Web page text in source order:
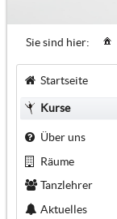
Sie sind hier:
Startseite
Kurse
Über uns
Räume
Tanzlehrer
Aktuelles